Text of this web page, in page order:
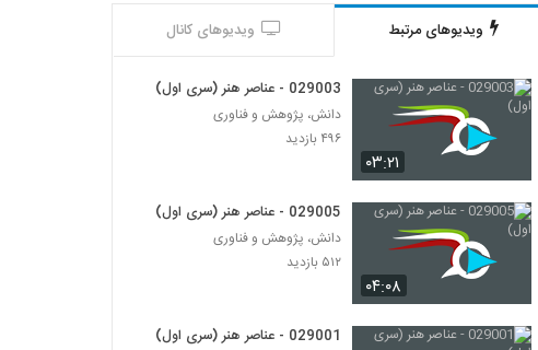
029012 - مبانی گرافیک (سری اول)
029013 - مبانی گرافیک (سری اول)
۵۲۳ بازدید
029014 - فهمیدن رنگ
۵۶۶ بازدید
029017 - انیمیشن
۴۲۲ بازدید
ویدیوهای مرتبط ویدیوهای کانال
۰۳:۲۱
029003 - عناصر هنر (سری اول)
دانش، پژوهش و فناوری
۴۹۶ بازدید
۰۴:۰۸
029005 - عناصر هنر (سری اول)
دانش، پژوهش و فناوری
۵۱۲ بازدید
029001 - عناصر هنر (سری اول)